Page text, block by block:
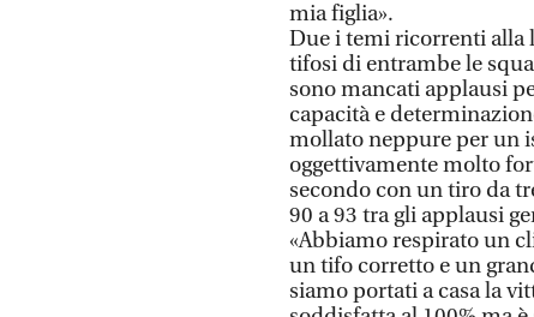
mia figlia».
Due i temi ricorrenti alla
tifosi di entrambe le
sono mancati applausi
capacità e
mollato neppure per un
oggettivamente molto
secondo con un tiro da
90 a 93 tra gli applausi
«Abbiamo respirato un
un tifo corretto e un
siamo portati a casa la